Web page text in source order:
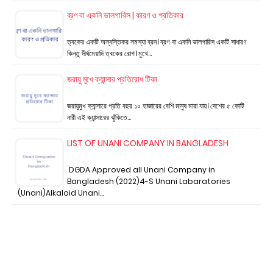
ব্রণ বা একনি ভালগারিস | কারণ ও প্রতিকার
ত্বকের একটি অস্বস্তিকর সমস্যা ব্রন। ব্রণ বা একনি ভালগারিস একটি সাধারণ
কিন্তু দীর্ঘমেয়াদি ত্বকের রোগ। মুখে…
জরায়ু মুখে ক্যান্সার প্রতিরোধ টিকা
জরায়ুমুখ ক্যান্সারে প্রতি বছর ১০ হাজারের বেশি মানুষ মারা যায়। দেশের ৫ কোটি
নারী এই ক্যান্সারের ঝুঁকিতে…
LIST OF UNANI COMPANY IN BANGLADESH
DGDA Approved all Unani Company in
Bangladesh (2022)4-S Unani Labaratories
(Unani)Alkaloid Unani…